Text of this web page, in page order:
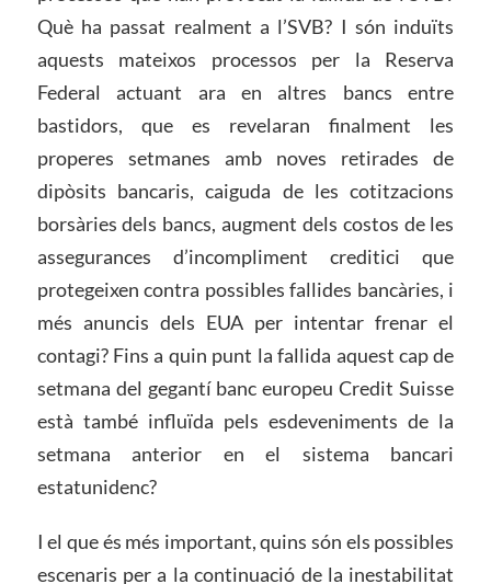
Què ha passat realment a l’SVB? I són induïts
aquests mateixos processos per la Reserva
Federal actuant ara en altres bancs entre
bastidors, que es revelaran finalment les
properes setmanes amb noves retirades de
dipòsits bancaris, caiguda de les cotitzacions
borsàries dels bancs, augment dels costos de les
assegurances d’incompliment creditici que
protegeixen contra possibles fallides bancàries, i
més anuncis dels EUA per intentar frenar el
contagi? Fins a quin punt la fallida aquest cap de
setmana del gegantí banc europeu Credit Suisse
està també influïda pels esdeveniments de la
setmana anterior en el sistema bancari
estatunidenc?
I el que és més important, quins són els possibles
escenaris per a la continuació de la inestabilitat